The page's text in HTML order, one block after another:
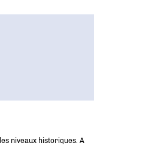
niveaux historiques. A